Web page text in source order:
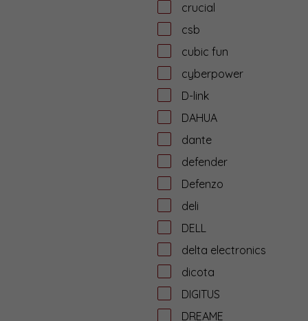
crucial
csb
cubic fun
cyberpower
D-link
DAHUA
dante
defender
Defenzo
deli
DELL
delta electronics
dicota
DIGITUS
DREAME